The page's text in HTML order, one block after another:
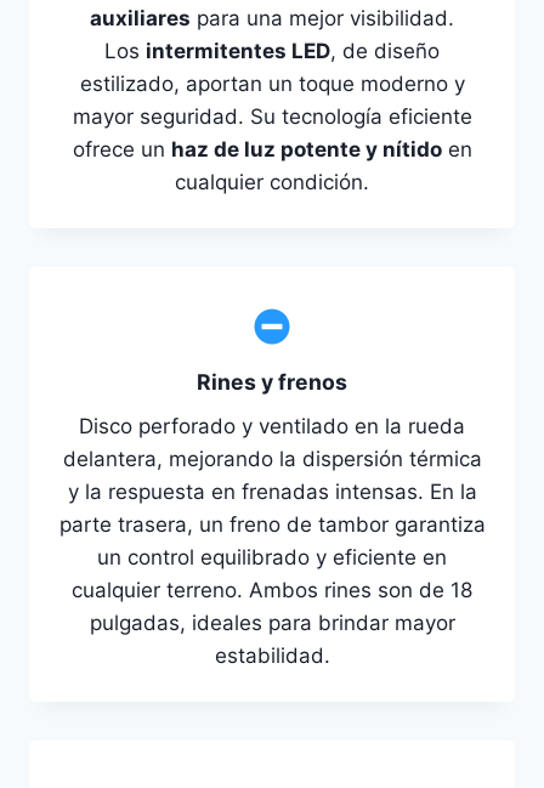
auxiliares para una mejor visibilidad.
Los intermitentes LED, de diseño
estilizado, aportan un toque moderno y
mayor seguridad. Su tecnología eficiente
ofrece un haz de luz potente y nítidoen
cualquier condición.
Rines y frenos
Disco perforado y ventilado en la rueda
delantera, mejorando la dispersión térmica
y la respuesta en frenadas intensas. En la
parte trasera, un freno de tambor garantiza
un control equilibrado y eficiente en
cualquier terreno. Ambos rines son de 18
pulgadas, ideales para brindar mayor
estabilidad.